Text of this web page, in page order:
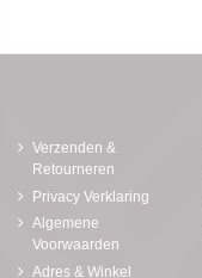
Verzenden &
Retourneren
Privacy Verklaring
Algemene
Voorwaarden
Adres & Winkel